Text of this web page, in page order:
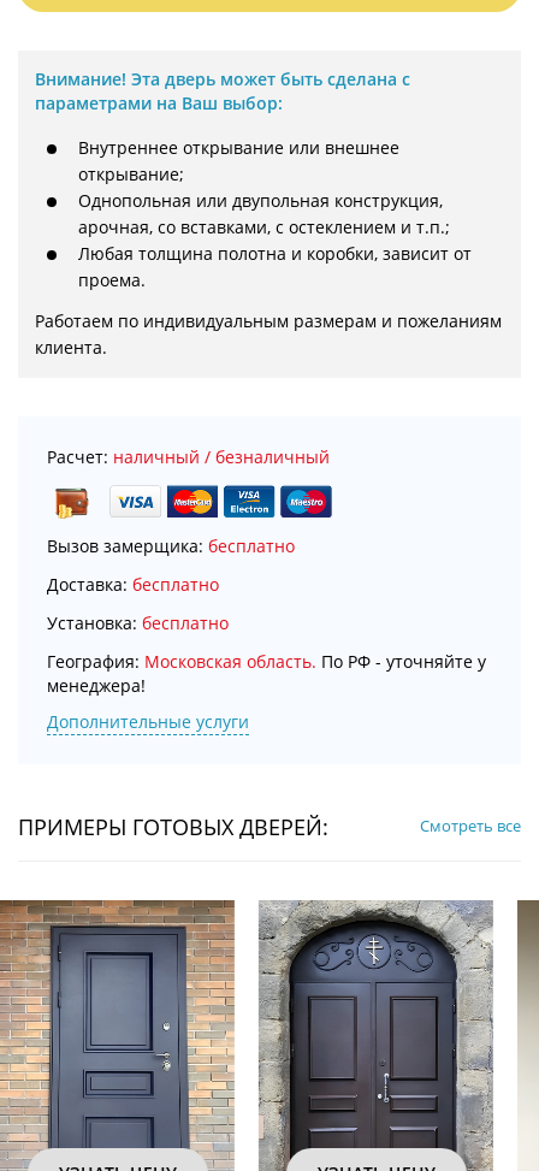
Внимание! Эта дверь может быть сделана с
параметрами на Ваш выбор:
Внутреннее открывание или внешнее
открывание;
Однопольная или двупольная конструкция,
арочная, со вставками, с остеклением и т.п.;
Любая толщина полотна и коробки, зависит от
проема.
Работаем по индивидуальным размерам и пожеланиям
клиента.
Расчет: наличный / безналичный
Вызов замерщика: бесплатно
Доставка: бесплатно
Установка: бесплатно
География: Московская область. По РФ - уточняйте у
менеджера!
Дополнительные услуги
ПРИМЕРЫ ГОТОВЫХ ДВЕРЕЙ: Смотреть все